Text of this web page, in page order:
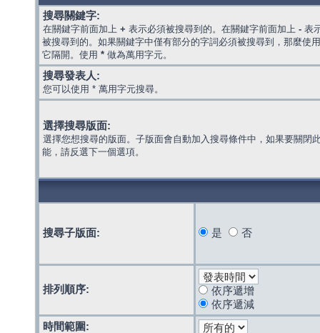
搜尋關鍵字:
在關鍵字前面加上 + 表示必須被搜尋到的。在關鍵字前面加上 - 表
被搜尋到的。如果關鍵字中僅有部分的字詞必須被搜尋到，那麼使
它隔開。使用 * 做為萬用字元。
搜尋發表人:
您可以使用 * 萬用字元搜尋。
選擇搜尋版面:
選擇您想搜尋的版面。子版面會自動加入搜尋條件中，如果要關閉
能，請反選下一個選項。
搜尋子版面: 是 否
排列順序:
依序遞增
依序遞減
時間範圍: